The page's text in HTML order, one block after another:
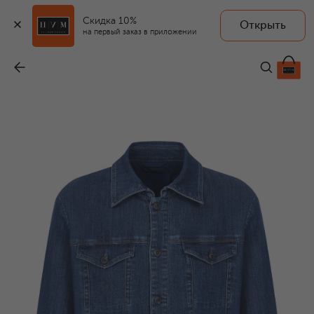
Скидка 10%
на первый заказ в приложении
Открыть
108 500 ₽